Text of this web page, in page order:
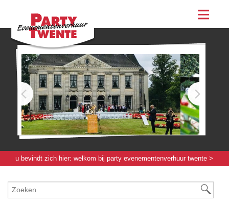
assortiment
evenementen
feesten
bestellen
contact
u bevindt zich hier: welkom bij party evenementenverhuur twente >
rvs